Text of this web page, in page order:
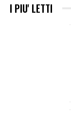
I PIU' LETTI